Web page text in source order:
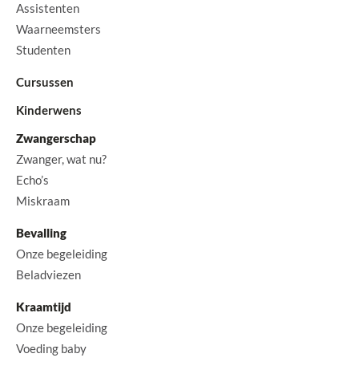
Assistenten
Waarneemsters
Studenten
Cursussen
Kinderwens
Zwangerschap
Zwanger, wat nu?
Echo’s
Miskraam
Bevalling
Onze begeleiding
Beladviezen
Kraamtijd
Onze begeleiding
Voeding baby